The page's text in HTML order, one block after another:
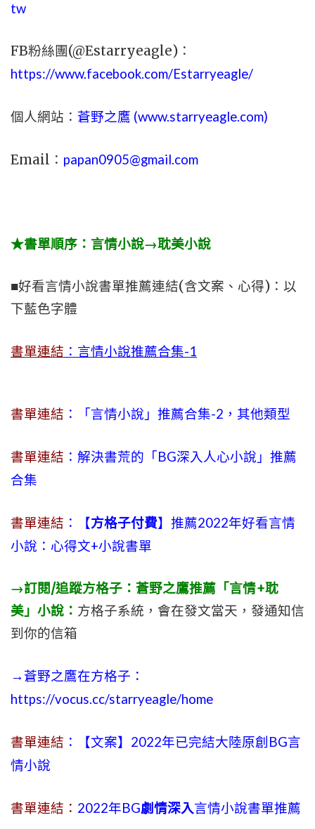
tw
FB粉絲團(@Estarryeagle)：
https://www.facebook.com/Estarryeagle/
個人網站： 蒼野之鷹 (www.starryeagle.com)
Email： papan0905@gmail.com
★書單順序：言情小說→耽美小說
■好看言情小說書單推薦連結(含文案、心得)：以
下藍色字體
書單連結 ：言情小說推薦合集-1
書單連結 ：「言情小說」推薦合集-2，其他類型
書單連結 ：解決書荒的「BG深入人心小說」推薦
合集
書單連結 ：【方格子付費】推薦2022年好看言情
小說：心得文+小說書單
→訂閱/追蹤方格子：蒼野之鷹推薦「言情+耽
美」小說： 方格子系統，會在發文當天，發通知信
到你的信箱
→蒼野之鷹在方格子：
https://vocus.cc/starryeagle/home
書單連結 ：【文案】2022年已完結大陸原創BG言
情小說
書單連結： 2022年BG劇情深入言情小說書單推薦